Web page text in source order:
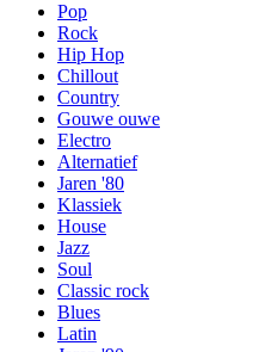
Pop
Rock
Hip Hop
Chillout
Country
Gouwe ouwe
Electro
Alternatief
Jaren '80
Klassiek
House
Jazz
Soul
Classic rock
Blues
Latin